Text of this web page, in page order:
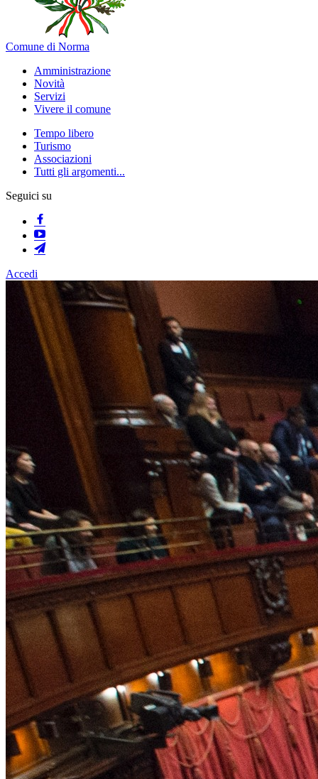
Comune di Norma
Amministrazione
Novità
Servizi
Vivere il comune
Tempo libero
Turismo
Associazioni
Tutti gli argomenti...
Seguici su
Accedi